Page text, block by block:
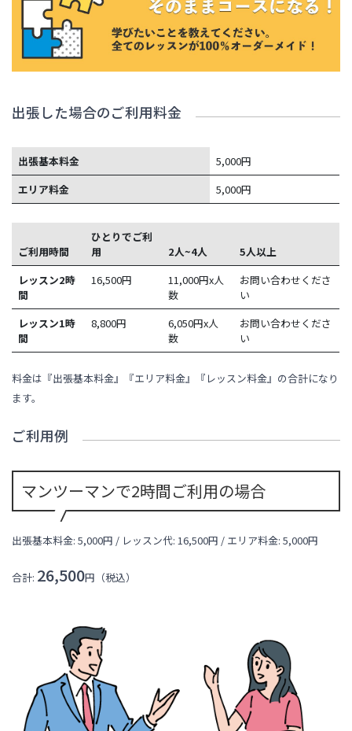
出張した場合のご利用料金
出張基本料金
5,000円
エリア料金
5,000円
ご利用時間
ひとりでご利
用
2人~4人
5人以上
レッスン2時
間
16,500円
11,000円x人
数
お問い合わせくださ
い
レッスン1時
間
8,800円
6,050円x人
数
お問い合わせくださ
い
料金は『出張基本料金』『エリア料金』『レッスン料金』の合計になり
ます。
ご利用例
マンツーマンで2時間ご利用の場合
出張基本料金: 5,000円 / レッスン代: 16,500円 / エリア料金:5,000円
合計: 26,500円（税込）